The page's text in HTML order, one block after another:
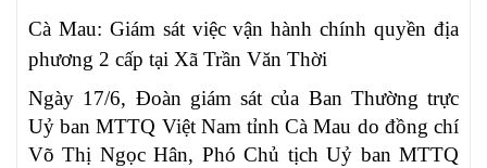
Cà Mau: Giám sát việc vận hành chính quyền địa
phương 2 cấp tại Xã Trần Văn Thời
Ngày 17/6, Đoàn giám sát của Ban Thường trực
Uỷ ban MTTQ Việt Nam tỉnh Cà Mau do đồng chí
Võ Thị Ngọc Hân, Phó Chủ tịch Uỷ ban MTTQ